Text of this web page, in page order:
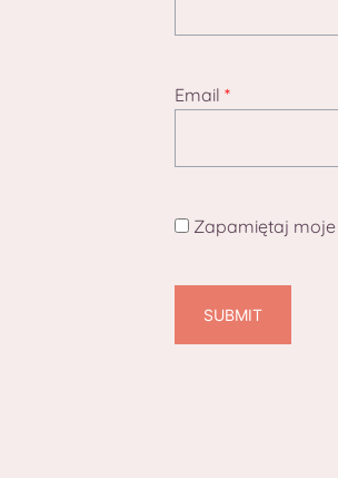
Email *
Zapamiętaj